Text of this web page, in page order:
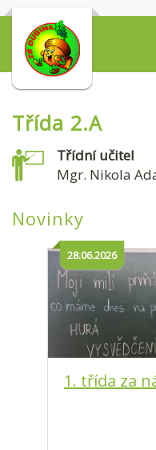
Třída 2.A
Třídní učitel
Mgr. Nikola
Novinky
1. třída za
28.06.2026